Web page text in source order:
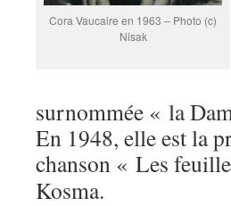
Cora Vaucaire en 1963 – Photo (c)
Nisak
surnommée « la
En 1948, elle est la
chanson « Les
Kosma.